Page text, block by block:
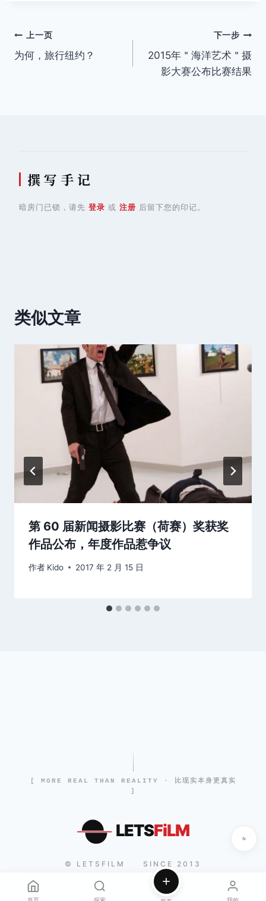
文
章
上一页
为何，旅行纽约？
下一步
2015年＂海洋艺术＂摄
影大赛公布比赛结果
撰 写 手 记
暗房门已锁，请先 登录 或 注册 后留下您的印记。
类似文章
第 60 届新闻摄影比赛（荷赛）奖获奖
作品公布，年度作品惹争议
作者 Kido 2017 年 2 月 15 日
[ MORE REAL THAN REALITY · 比现实本身更真实
]
LETSFiLM
© LETSFILM SINCE 2013
首页 探索 我的